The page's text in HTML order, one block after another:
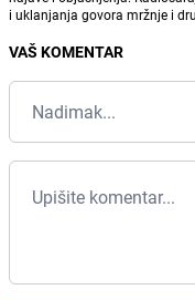
i uklanjanja govora mržnje i
VAŠ KOMENTAR